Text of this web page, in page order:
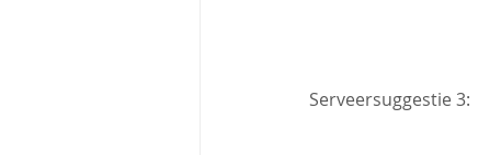
Serveersuggestie 3: